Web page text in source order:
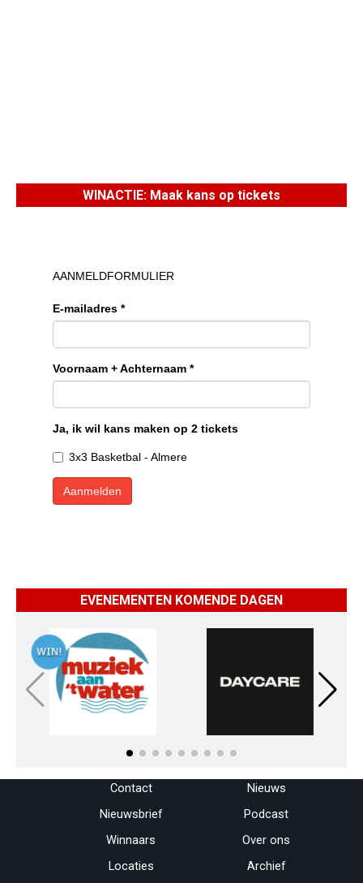
WINACTIE: Maak kans op tickets
EVENEMENTEN KOMENDE DAGEN
Menu overslaan
Contact
Nieuws
Nieuwsbrief
Podcast
Winnaars
Over ons
Locaties
Archief